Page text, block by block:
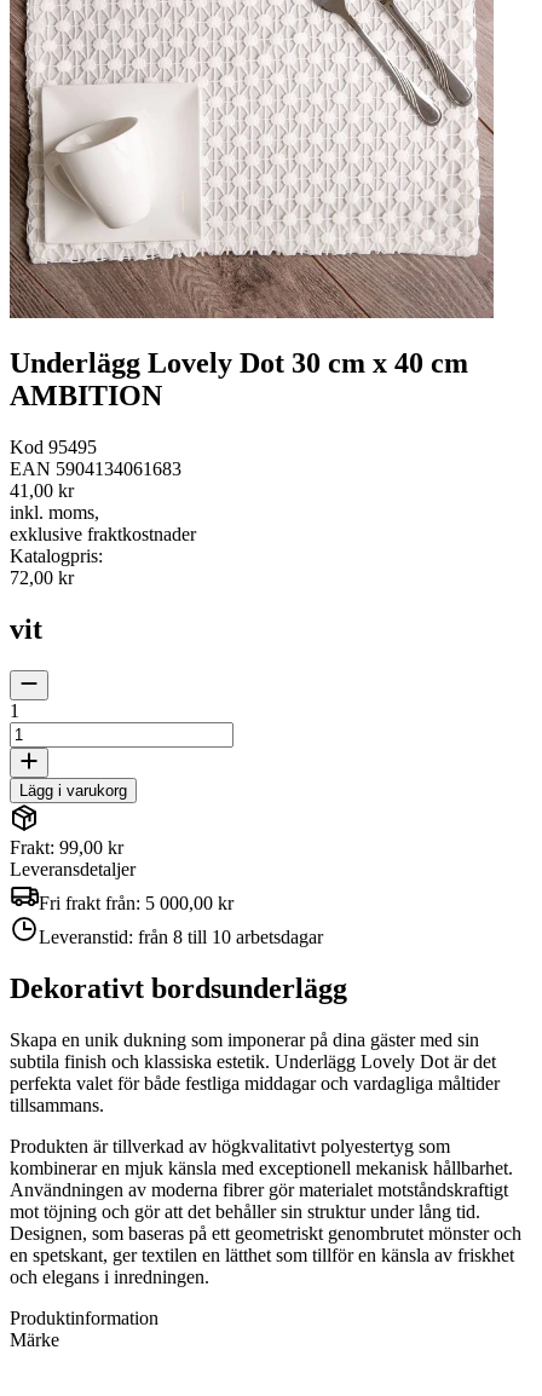
Underlägg Lovely Dot 30 cm x 40 cm
AMBITION
Kod 95495
EAN 5904134061683
41,00 kr
inkl. moms,
exklusive fraktkostnader
Katalogpris:
72,00 kr
vit
1
Lägg i varukorg
Frakt: 99,00 kr
Leveransdetaljer
Fri frakt från: 5 000,00 kr
Leveranstid: från 8 till 10 arbetsdagar
Dekorativt bordsunderlägg
Skapa en unik dukning som imponerar på dina gäster med sin
subtila finish och klassiska estetik. Underlägg Lovely Dot är det
perfekta valet för både festliga middagar och vardagliga måltider
tillsammans.
Produkten är tillverkad av högkvalitativt polyestertyg som
kombinerar en mjuk känsla med exceptionell mekanisk hållbarhet.
Användningen av moderna fibrer gör materialet motståndskraftigt
mot töjning och gör att det behåller sin struktur under lång tid.
Designen, som baseras på ett geometriskt genombrutet mönster och
en spetskant, ger textilen en lätthet som tillför en känsla av friskhet
och elegans i inredningen.
Produktinformation
Märke